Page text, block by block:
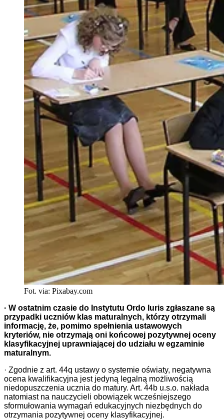
Fot. via: Pixabay.com
· W ostatnim czasie do Instytutu Ordo Iuris zgłaszane są
przypadki uczniów klas maturalnych, którzy otrzymali
informację, że, pomimo spełnienia ustawowych
kryteriów, nie otrzymają oni końcowej pozytywnej oceny
klasyfikacyjnej uprawniającej do udziału w egzaminie
maturalnym.
· Zgodnie z art. 44q ustawy o systemie oświaty, negatywna
ocena kwalifikacyjna jest jedyną legalną możliwością
niedopuszczenia ucznia do matury. Art. 44b u.s.o. nakłada
natomiast na nauczycieli obowiązek wcześniejszego
sformułowania wymagań edukacyjnych niezbędnych do
otrzymania pozytywnej oceny klasyfikacyjnej.